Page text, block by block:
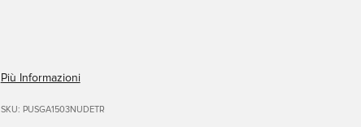
Più Informazioni
SKU: PUSGA1503NUDETR